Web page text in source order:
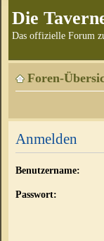
Die
Das offizielle Forum
Foren-
Anmelden
Benutzername:
Passwort: